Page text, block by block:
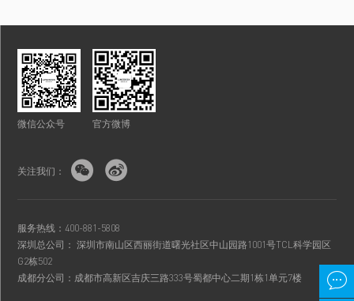
微信公众号 官方微博
关注我们：  
服务热线：400-881-5808
深圳总公司： 深圳市南山区西丽街道曙光社区中山园路1001号TCL科学园区
G2栋502
成都分公司：成都市高新区吉庆三路333号蜀都中心二期1栋1单元7楼
